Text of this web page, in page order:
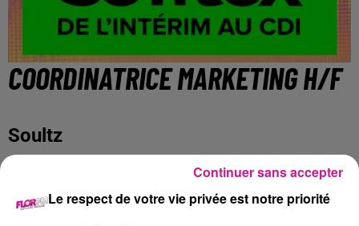
COORDINATRICE MARKETING H/F
Soultz
de Guebwiller, un(e) Coordinatrice Marketing H/F pour
Le respect de votre vie privée est notre priorité
Continuer sans accepter